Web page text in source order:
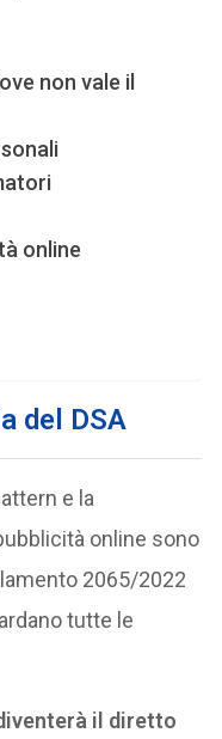
non vale il
online
del DSA
e la
online sono
2065/2022
tutte le
il diretto